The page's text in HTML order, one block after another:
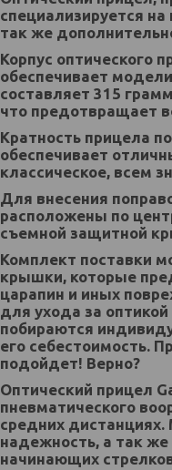
специализируется
так же
Корпус оптического
обеспечивает
составляет 315
что предотвращает
Кратность прицела
обеспечивает
классическое, всем
Для внесения
расположены по
съемной защитной
Комплект поставки
крышки, которые
царапин и иных
для ухода за
побираются
его себестоимость.
подойдет! Верно?
Оптический прицел
пневматического
средних
надежность, а так
начинающих